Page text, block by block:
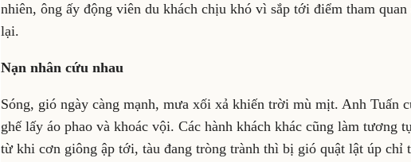
nhiên, ông ấy động viên du khách chịu khó vì sắp tới điểm tham quan
lại.
Nạn nhân cứu nhau
Sóng, gió ngày càng mạnh, mưa xối xả khiến trời mù mịt. Anh Tuấn
ghế lấy áo phao và khoác vội. Các hành khách khác cũng làm tương
từ khi cơn giông ập tới, tàu đang tròng trành thì bị gió quật lật úp chỉ